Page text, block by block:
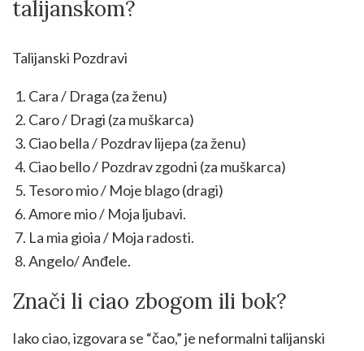
talijanskom?
Talijanski Pozdravi
Cara / Draga (za ženu)
Caro / Dragi (za muškarca)
Ciao bella / Pozdrav lijepa (za ženu)
Ciao bello / Pozdrav zgodni (za muškarca)
Tesoro mio / Moje blago (dragi)
Amore mio / Moja ljubavi.
La mia gioia / Moja radosti.
Angelo/ Anđele.
Znači li ciao zbogom ili bok?
Iako ciao, izgovara se “čao,” je neformalni talijanski